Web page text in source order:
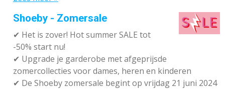
Shoeby - Zomersale
✔ Het is zover! Hot summer SALE tot
-50% start nu!
✔ Upgrade je garderobe met afgeprijsde
zomercollecties voor dames, heren en kinderen
✔ De Shoeby zomersale begint op vrijdag 21 juni 2024